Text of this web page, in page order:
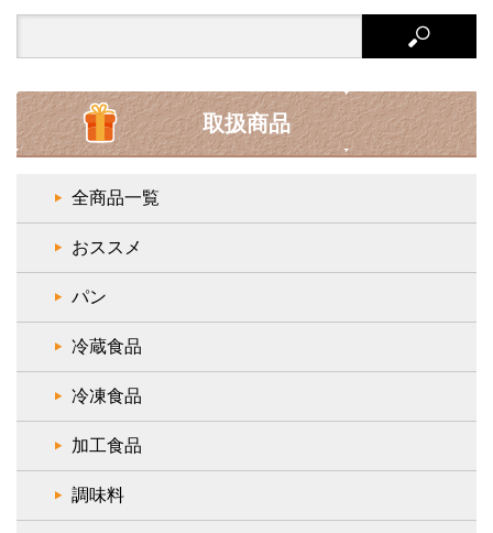
取扱商品
全商品一覧
おススメ
パン
冷蔵食品
冷凍食品
加工食品
調味料